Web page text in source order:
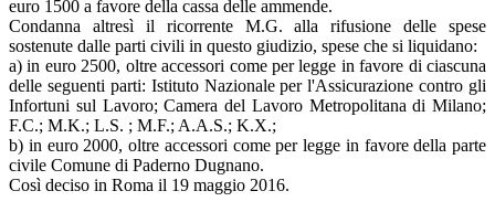
euro 1500 a favore della cassa delle ammende.
Condanna altresì il ricorrente M.G. alla rifusione delle spese
sostenute dalle parti civili in questo giudizio, spese che si liquidano:
a) in euro 2500, oltre accessori come per legge in favore di ciascuna
delle seguenti parti: Istituto Nazionale per l'Assicurazione contro gli
Infortuni sul Lavoro; Camera del Lavoro Metropolitana di Milano;
F.C.; M.K.; L.S. ; M.F.; A.A.S.; K.X.;
b) in euro 2000, oltre accessori come per legge in favore della parte
civile Comune di Paderno Dugnano.
Così deciso in Roma il 19 maggio 2016.